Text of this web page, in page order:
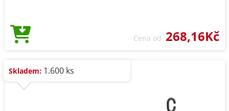
Cena od 268,16Kč
Skladem: 1.600 ks